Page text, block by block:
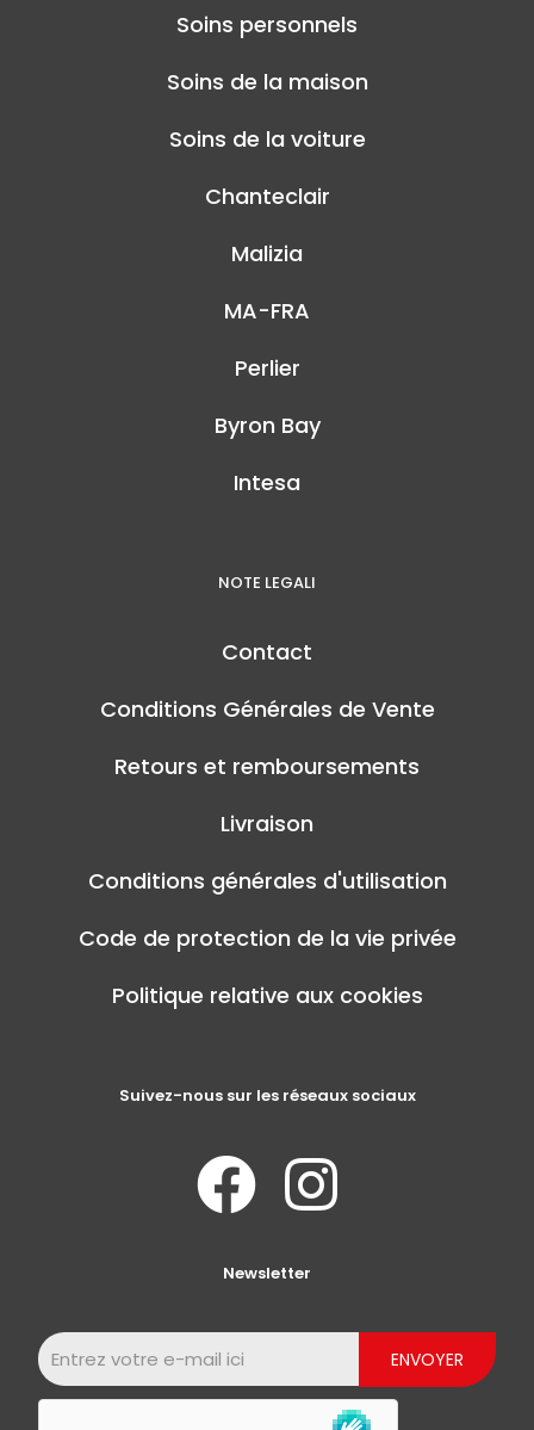
Soins personnels
Soins de la maison
Soins de la voiture
Chanteclair
Malizia
MA-FRA
Perlier
Byron Bay
Intesa
NOTE LEGALI
Contact
Conditions Générales de Vente
Retours et remboursements
Livraison
Conditions générales d'utilisation
Code de protection de la vie privée
Politique relative aux cookies
Suivez-nous sur les réseaux sociaux
Newsletter